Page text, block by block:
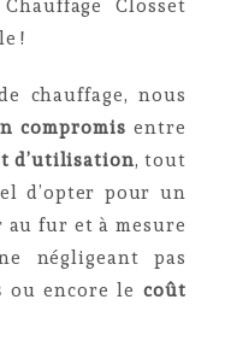
Closset
!
chauffage, nous
compromis entre
d’utilisation, tout
d’opter pour un
fur et à mesure
négligeant pas
ou encore le coût